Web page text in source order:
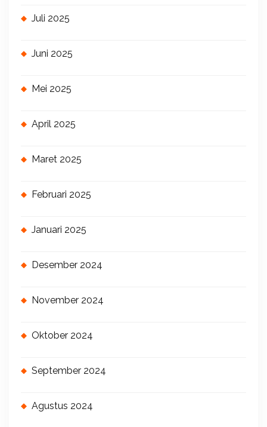
Juli 2025
Juni 2025
Mei 2025
April 2025
Maret 2025
Februari 2025
Januari 2025
Desember 2024
November 2024
Oktober 2024
September 2024
Agustus 2024